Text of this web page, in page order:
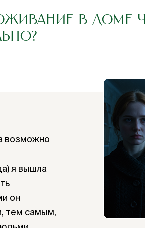
В ДОМЕ
возможно
я вышла
он
тем самым,